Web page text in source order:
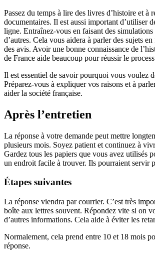
Passez du temps à lire des livres d’histoire et à
documentaires. Il est aussi important d’utiliser
ligne. Entraînez-vous en faisant des simulations
d’autres. Cela vous aidera à parler des sujets
des avis. Avoir une bonne connaissance de
de France aide beaucoup pour réussir le
Il est essentiel de savoir pourquoi vous voulez
Préparez-vous à expliquer vos raisons et à
aider la société française.
Après l’entretien
La réponse à votre demande peut mettre
plusieurs mois. Soyez patient et continuez à
Gardez tous les papiers que vous avez utilisés
un endroit facile à trouver. Ils pourraient servir
Étapes suivantes
La réponse viendra par courrier. C’est très
boîte aux lettres souvent. Répondez vite si on
d’autres informations. Cela aide à éviter les
Normalement, cela prend entre 10 et 18 mois
réponse.